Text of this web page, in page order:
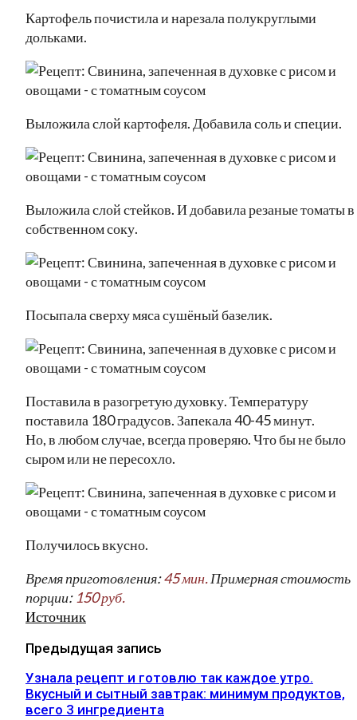
Картофель почистила и нарезала полукруглыми
дольками.
Выложила слой картофеля. Добавила соль и специи.
Выложила слой стейков. И добавила резаные томаты в
собственном соку.
Посыпала сверху мяса сушёный базелик.
Поставила в разогретую духовку. Температуру
поставила 180 градусов. Запекала 40-45 минут.
Но, в любом случае, всегда проверяю. Что бы не было
сыром или не пересохло.
Получилось вкусно.
Время приготовления:45 мин.Примерная стоимость
порции: 150 руб.
Источник
Предыдущая запись
Узнала рецепт и готовлю так каждое утро.
Вкусный и сытный завтрак: минимум продуктов,
всего 3 ингредиента